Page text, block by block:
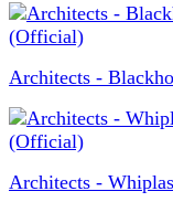
Architects -
Architects -